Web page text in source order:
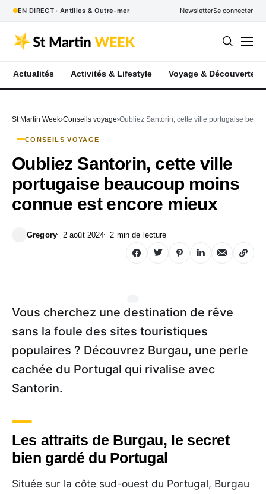
EN DIRECT · Antilles & Outre-mer NewsletterSe connecter
Actualités Activités & Lifestyle Voyage & Découverte
St Martin Week Conseils voyage Oubliez Santorin, cette ville portugaise
CONSEILS VOYAGE
Oubliez Santorin, cette ville
portugaise beaucoup moins
connue est encore mieux
Gregory 2 août 2024 2 min de lecture
Vous cherchez une destination de rêve
sans la foule des sites touristiques
populaires ? Découvrez Burgau, une perle
cachée du Portugal qui rivalise avec
Santorin.
Les attraits de Burgau, le secret
bien gardé du Portugal
Située sur la côte sud-ouest du Portugal, Burgau